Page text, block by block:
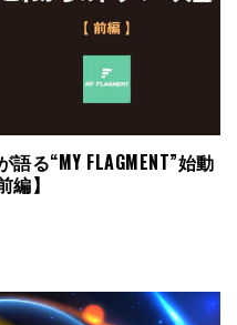
る“MY FLAGMENT”始動
】